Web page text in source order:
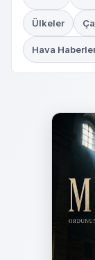
Ülkeler
Hava